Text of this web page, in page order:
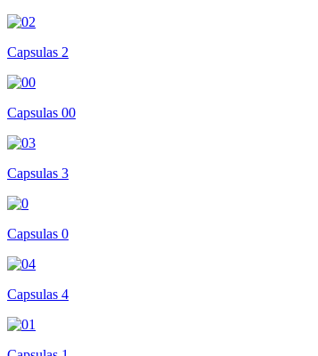
Capsulas 2
Capsulas 00
Capsulas 3
Capsulas 0
Capsulas 4